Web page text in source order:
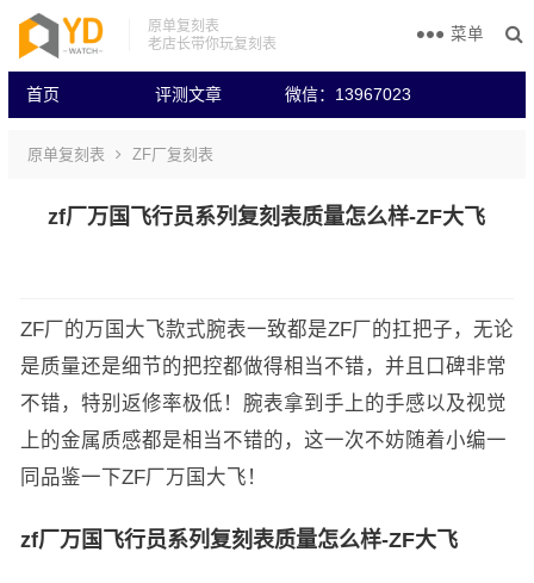
原单复刻表
老店长带你玩复刻表
首页 评测文章 微信：13967023
菜单
原单复刻表 ZF厂复刻表
zf厂万国飞行员系列复刻表质量怎么样-ZF大飞
ZF厂的万国大飞款式腕表一致都是ZF厂的扛把子，无论
是质量还是细节的把控都做得相当不错，并且口碑非常
不错，特别返修率极低！腕表拿到手上的手感以及视觉
上的金属质感都是相当不错的，这一次不妨随着小编一
同品鉴一下ZF厂万国大飞！
zf厂万国飞行员系列复刻表质量怎么样-ZF大飞